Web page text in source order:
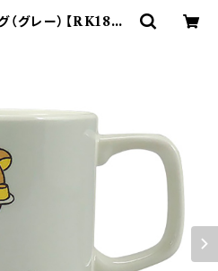
（グレー）【RK180】